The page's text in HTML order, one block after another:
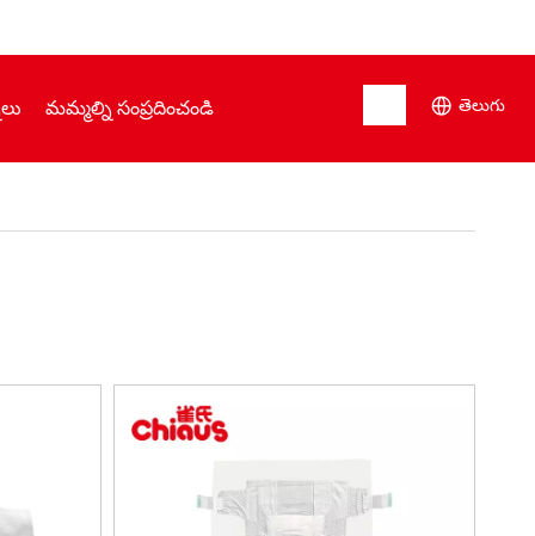
మమ్మల్ని సంప్రదించండి తెలుగు